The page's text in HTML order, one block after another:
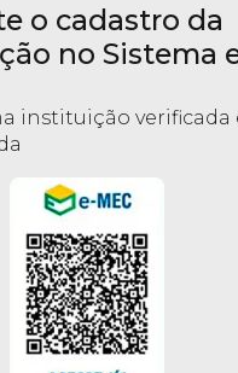
o cadastro da
no Sistema
instituição verificada